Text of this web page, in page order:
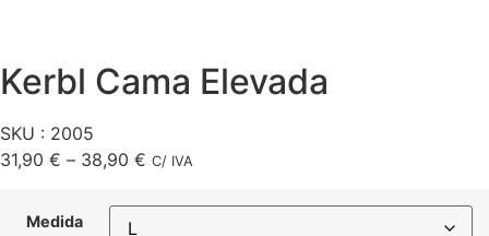
Kerbl Cama Elevada
SKU : 2005
31,90 € – 38,90 € Price
31,90 €
C/ IVA
Medida